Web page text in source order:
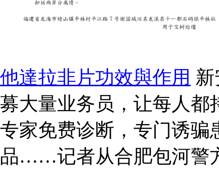
他達拉非片功效與作用
募大量业务员，让每人都
专家免费诊断，专门诱骗
品……记者从合肥包河警